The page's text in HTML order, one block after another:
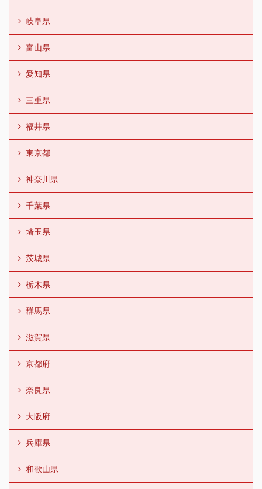
岐阜県
富山県
愛知県
三重県
福井県
東京都
神奈川県
千葉県
埼玉県
茨城県
栃木県
群馬県
滋賀県
京都府
奈良県
大阪府
兵庫県
和歌山県